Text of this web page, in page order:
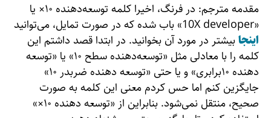
مقدمه مترجم: در فرنگ، اخیرا کلمه توسعه‌دهنده ۱۰× یا
«10X developer» باب شده که در صورت تمایل،‌ می‌توانید
اینجابیشتر در مورد آن بخوانید. در ابتدا قصد داشتم این
کلمه را با معادلی مثل «توسعه‌دهنده سطح ۱۰» یا «توسعه
دهنده ۱۰برابری» و یا حتی «توسعه دهنده ضربدر ۱۰»
جایگزین کنم اما حس کردم معنی این کلمه به صورت
صحیح، منتقل نمی‌شود. بنابراین از «توسعه دهنده ۱۰×»